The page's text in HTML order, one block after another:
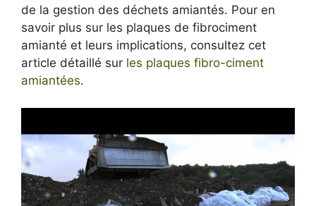
de la gestion des déchets amiantés. Pour en
savoir plus sur les plaques de fibrociment
amianté et leurs implications, consultez cet
article détaillé sur les plaques fibro-ciment
amiantées.